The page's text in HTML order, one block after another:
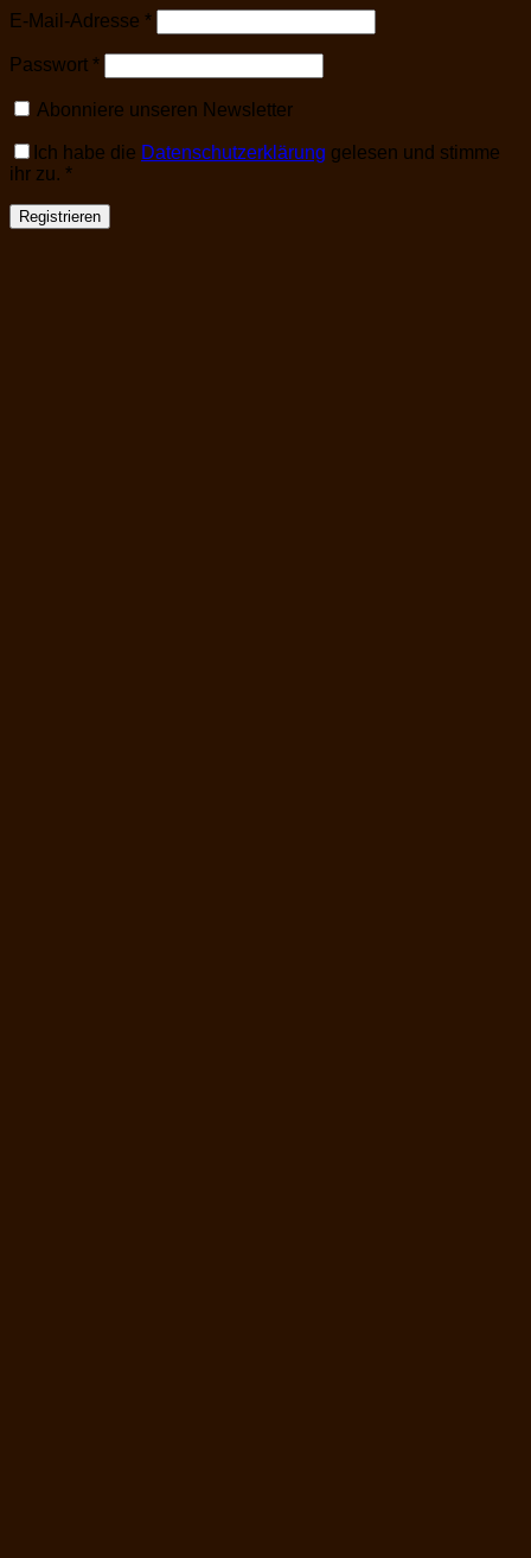
E-Mail-Adresse *Erforderlich
Passwort *Erforderlich
Abonniere unseren Newsletter
Ich habe die Datenschutzerklärung gelesen und stimme
ihr zu. *
Registrieren